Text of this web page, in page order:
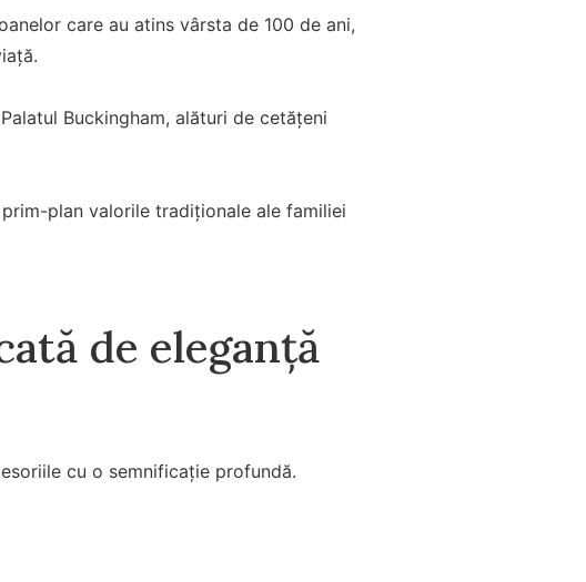
care au atins vârsta de 100 de ani,
Buckingham, alături de cetățeni
plan valorile tradiționale ale familiei
de eleganță
cu o semnificație profundă.